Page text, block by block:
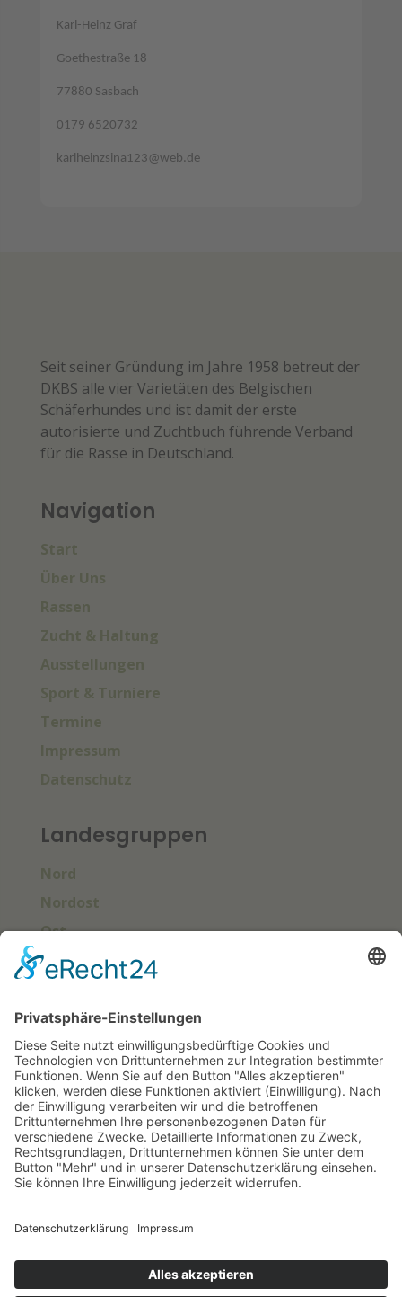
Karl-Heinz Graf
Goethestraße 18
77880 Sasbach
0179 6520732
karlheinzsina123@web.de
Seit seiner Gründung im Jahre 1958 betreut der
DKBS alle vier Varietäten des Belgischen
Schäferhundes und ist damit der erste
autorisierte und Zuchtbuch führende Verband
für die Rasse in Deutschland.
Navigation
Start
Über Uns
Rassen
Zucht & Haltung
Ausstellungen
Sport & Turniere
Termine
Impressum
Datenschutz
Landesgruppen
Nord
Nordost
Ost
Süd
West
Deutscher Klub für Belgische Schäferhunde
e. V.